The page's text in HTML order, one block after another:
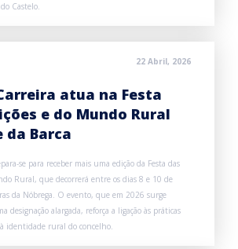
Castelo.
22 Abril, 2026
atua na Festa
e do Mundo Rural
da Barca
se para receber mais uma edição da Festa das
Rural, que decorrerá entre os dias 8 e 10 de
da Nóbrega. O evento, que em 2026 surge
designação alargada, reforça a ligação às práticas
identidade rural do concelho.